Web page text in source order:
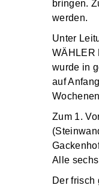
bringen.
werden.
Unter
WÄHLER
wurde in
auf
Zum 1.
Alle
Der frisch